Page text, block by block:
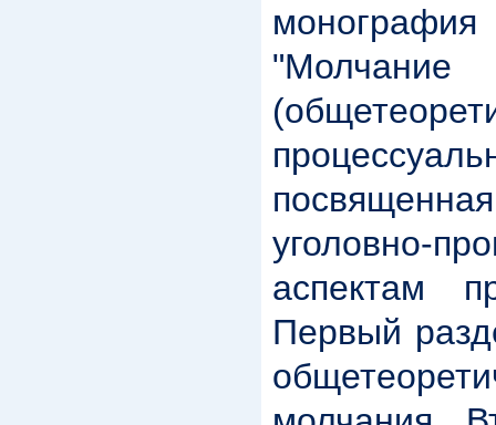
уголовно-
аспектам
Первый